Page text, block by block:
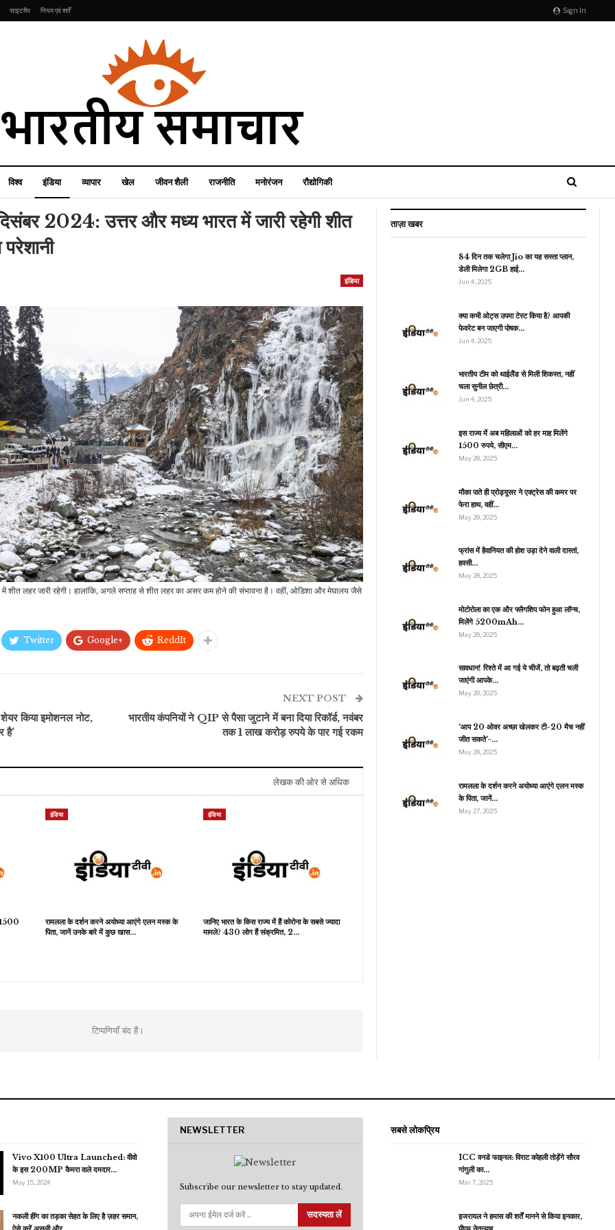
Sign In
साइटमैप नियम एवं शर्तें
विश्व इंडिया व्यापार खेल जीवन शैली राजनीति मनोरंजन रौद्योगिकी
2024: उत्तर और मध्य भारत में जारी रहेगी शीत
इंडिया
में शीत लहर जारी रहेगी। हालांकि, अगले सप्ताह से शीत लहर का असर कम होने की संभावना है। वहीं, ओडिशा और मेघालय जैसे
Twitter Google+ ReddIt
किया इमोशनल नोट,
है’
NEXT POST
भारतीय कंपनियों ने QIP से पैसा जुटाने में बना दिया रिकॉर्ड, नवंबर
तक 1 लाख करोड़ रुपये के पार गई रकम
लेखक की ओर से अधिक
1500
इंडिया
रामलला के दर्शन करने अयोध्या आएंगे एलन मस्क के
पिता, जानें उनके बारे में कुछ खास…
इंडिया
जानिए भारत के किस राज्य में हैं कोरोना के सबसे ज्यादा
मामले? 430 लोग हैं संक्रमित, 2…
टिप्पणियाँ बंद हैं।
ताज़ा खबर
84 दिन तक चलेगा Jio का यह सस्ता प्लान,
डेली मिलेगा 2GB हाई…
Jun 4, 2025
क्या कभी ओट्स उपमा टेस्ट किया है? आपकी
फेवरेट बन जाएगी पोषक…
Jun 4, 2025
भारतीय टीम को थाईलैंड से मिली शिकस्त, नहीं
चला सुनील छेत्री…
Jun 4, 2025
इस राज्य में अब महिलाओं को हर माह मिलेंगे
1500 रुपये, सीएम…
May 28, 2025
मौका पाते ही प्रोड्यूसर ने एक्ट्रेस की कमर पर
फेरा हाथ, वहीं…
May 28, 2025
फ्रांस में हैवानियत की होश उड़ा देने वाली दास्तां,
हवसी…
May 28, 2025
मोटोरोला का एक और फ्लैगशिप फोन हुआ लॉन्च,
मिलेंगे 5200mAh…
May 28, 2025
सावधान! रिश्ते में आ गई ये चीजें, तो बढ़ती चली
जाएंगी आपके…
May 28, 2025
‘आप 20 ओवर अच्छा खेलकर टी-20 मैच नहीं
जीत सकते’-…
May 28, 2025
रामलला के दर्शन करने अयोध्या आएंगे एलन मस्क
के पिता, जानें…
May 27, 2025
व्यापार
Air India को डीजीसीए ने
भेजा कारण बताओ नोटिस, इस
घटना के…
इंडिया
सुरेश गोपी ने इंदिरा गांधी को
कहा-‘मदर ऑफ…
राजनीति
इस पड़ोसी देश में मिले पोलियो
के 6 मरीज, जानें इससे भारत
देखें…
रौद्योगिकी
बाढ़ से जुड़े रियल टाइम अपडेट
जानने के लिए सरकार ने
लॉन्च…
जीवन शैली
जन्माष्टमी पर भगवान कृष्ण को
लगाएं इन 3 चीजों का भोग,इस
एक…
राजनीति
दक्षिण कोरिया में हड़कंप,
राष्ट्रपति यून सुक येओल
राजनीति
पहले यूक्रेन की पूर्व…
राजनीति
हिंदुओं के खिलाफ हो रहा
भेदभाव, एकजुट हुए अमेरिकी
सांसदों ने…
रौद्योगिकी
Tecno कल लॉन्च करेगी
Tecno Pova 5 और
Pova 5 Pro स्मार्टफोन,…
इंडिया
लोकसभा चुनाव के मद्देनजर
भाजपा ने जारी की पहली लिस्ट,
2024: राहुल ने ज्योति को
Vivo X100 Ultra Launched: वीवो
के इस 200MP कैमरा वाले दमदार…
May 15, 2024
नकली हींग का तड़का सेहत के लिए है ज़हर समान,
NEWSLETTER
Subscribe our newsletter to stay updated.
सदस्यता लें
सबसे लोकप्रिय
ICC वनडे फाइनल: विराट कोहली तोड़ेंगे सौरव
गांगुली का…
Mar 7, 2025
इजरायल ने हमास की शर्तें मानने से किया इनकार,